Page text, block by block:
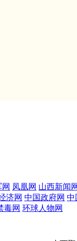
凤凰网 山西新闻
济网 中国政府网 中
毒网 环球人物网